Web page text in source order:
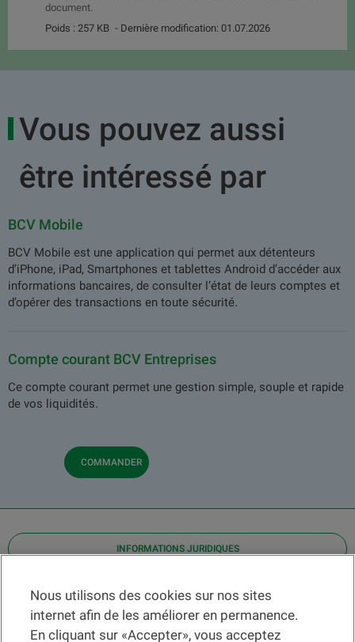
document.
Poids : 257 KB - Dernière modification: 01.07.2026
Vous pouvez aussi
être intéressé par
BCV Mobile
BCV Mobile est une application qui permet aux détenteurs
d’iPhone, iPad, Smartphones et tablettes Android d’accéder aux
informations bancaires, de consulter l’état de leurs comptes et
d’opérer des transactions en toute sécurité.
Compte courant BCV Entreprises
Ce compte courant permet une gestion simple, souple et rapide
de vos liquidités.
COMMANDER
INFORMATIONS JURIDIQUES
Contact
Localiser une agence
Nous utilisons des cookies sur nos sites
internet afin de les améliorer en permanence.
En cliquant sur «Accepter», vous acceptez